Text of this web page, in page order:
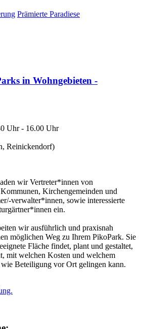
Prämierte Paradiese
in Wohngebieten -
Uhr - 16.00 Uhr
Reinickendorf)
wir Vertreter*innen von
Kirchengemeinden und
verwalter*innen, sowie interessierte
ein.
wir ausführlich und praxisnah
möglichen Weg zu Ihrem PikoPark. Sie
Fläche findet, plant und gestaltet,
mit welchen Kosten und welchem
Beteiligung vor Ort gelingen kann.